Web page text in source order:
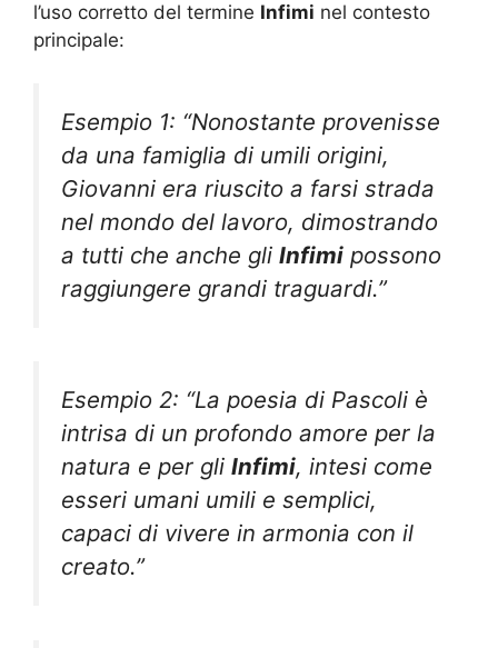
l’uso corretto del termine Infimi nel contesto
principale:
Esempio 1: “Nonostante provenisse
da una famiglia di umili origini,
Giovanni era riuscito a farsi strada
nel mondo del lavoro, dimostrando
a tutti che anche gli Infimi possono
raggiungere grandi traguardi.”
Esempio 2: “La poesia di Pascoli è
intrisa di un profondo amore per la
natura e per gli Infimi, intesi come
esseri umani umili e semplici,
capaci di vivere in armonia con il
creato.”